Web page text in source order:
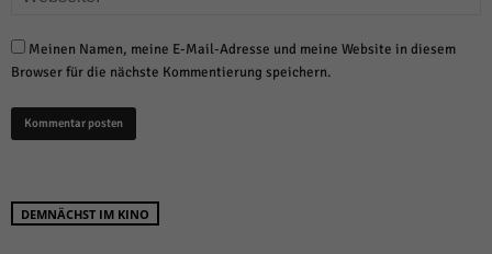
Meinen Namen, meine E-Mail-Adresse und meine Website in diesem
Browser für die nächste Kommentierung speichern.
DEMNÄCHST IM KINO